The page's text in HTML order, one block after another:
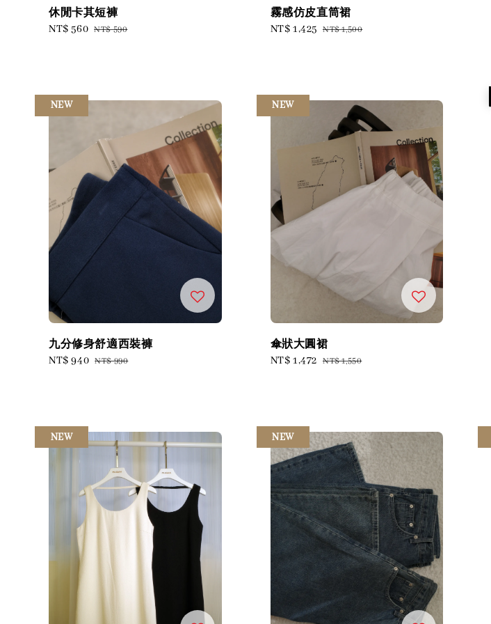
休閒卡其短褲
Sale
NT$ 560 Regular
NT$ 590
霧感仿皮直筒裙
Sale
NT$ 1,425 Regular
NT$ 1,500
NEW
九分修身舒適西裝褲
Sale
NT$ 940 Regular
NT$ 990
NEW
傘狀大圓裙
Sale
NT$ 1,472 Regular
NT$ 1,550
NEW NEW